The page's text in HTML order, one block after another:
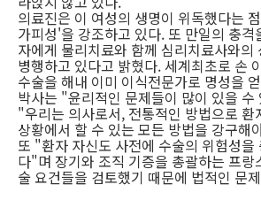
의료진은 이 여성의 생명이 위독했다는
가피성'을 강조하고 있다. 또 만일의 충격
자에게 물리치료와 함께 심리치료사와의
병행하고 있다고 밝혔다. 세계최초로 손
수술을 해내 이미 이식전문가로 명성을
박사는 "윤리적인 문제들이 많이 있을
"우리는 의사로서, 전통적인 방법으로 환
상황에서 할 수 있는 모든 방법을 강구해
또 "환자 자신도 사전에 수술의 위험성을
다"며 장기와 조직 기증을 총괄하는 프랑
술 요건들을 검토했기 때문에 법적인 문